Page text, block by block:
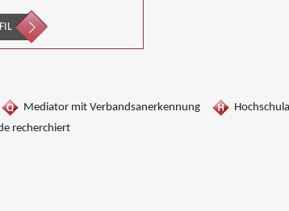
Mediator mit Verbandsanerkennung
recherchiert